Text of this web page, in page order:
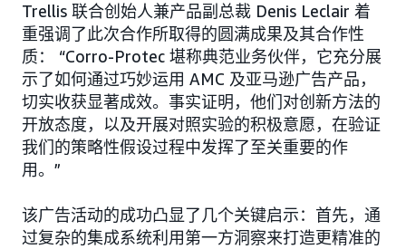
Trellis 联合创始人兼产品副总裁 Denis Leclair 着
重强调了此次合作所取得的圆满成果及其合作性
质： “Corro-Protec 堪称典范业务伙伴，它充分展
示了如何通过巧妙运用 AMC 及亚马逊广告产品，
切实收获显著成效。事实证明，他们对创新方法的
开放态度，以及开展对照实验的积极意愿，在验证
我们的策略性假设过程中发挥了至关重要的作
用。”
该广告活动的成功凸显了几个关键启示：首先，通
过复杂的集成系统利用第一方洞察来打造更精准的